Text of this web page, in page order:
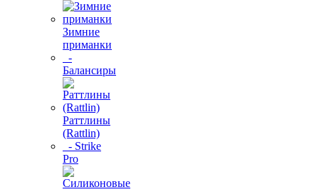
Зимние
приманки
-
Балансиры
Раттлины
(Rattlin)
- Strike
Pro